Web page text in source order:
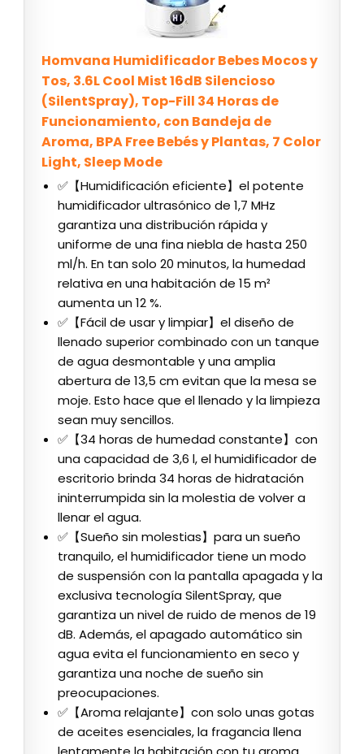
Homvana Humidificador Bebes Mocos y
Tos, 3.6L Cool Mist 16dB Silencioso
(SilentSpray), Top-Fill 34 Horas de
Funcionamiento, con Bandeja de
Aroma, BPA Free Bebés y Plantas, 7 Color
Light, Sleep Mode
✅【Humidificación eficiente】el potente
humidificador ultrasónico de 1,7 MHz
garantiza una distribución rápida y
uniforme de una fina niebla de hasta 250
ml/h. En tan solo 20 minutos, la humedad
relativa en una habitación de 15 m²
aumenta un 12 %.
✅【Fácil de usar y limpiar】el diseño de
llenado superior combinado con un tanque
de agua desmontable y una amplia
abertura de 13,5 cm evitan que la mesa se
moje. Esto hace que el llenado y la limpieza
sean muy sencillos.
✅【34 horas de humedad constante】con
una capacidad de 3,6 l, el humidificador de
escritorio brinda 34 horas de hidratación
ininterrumpida sin la molestia de volver a
llenar el agua.
✅【Sueño sin molestias】para un sueño
tranquilo, el humidificador tiene un modo
de suspensión con la pantalla apagada y la
exclusiva tecnología SilentSpray, que
garantiza un nivel de ruido de menos de 19
dB. Además, el apagado automático sin
agua evita el funcionamiento en seco y
garantiza una noche de sueño sin
preocupaciones.
✅【Aroma relajante】con solo unas gotas
de aceites esenciales, la fragancia llena